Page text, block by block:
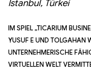
Istanbul, Türkei
Im Spiel „Ticarium
Yusuf E und Tolgahan
unternehmerische
virtuellen Welt